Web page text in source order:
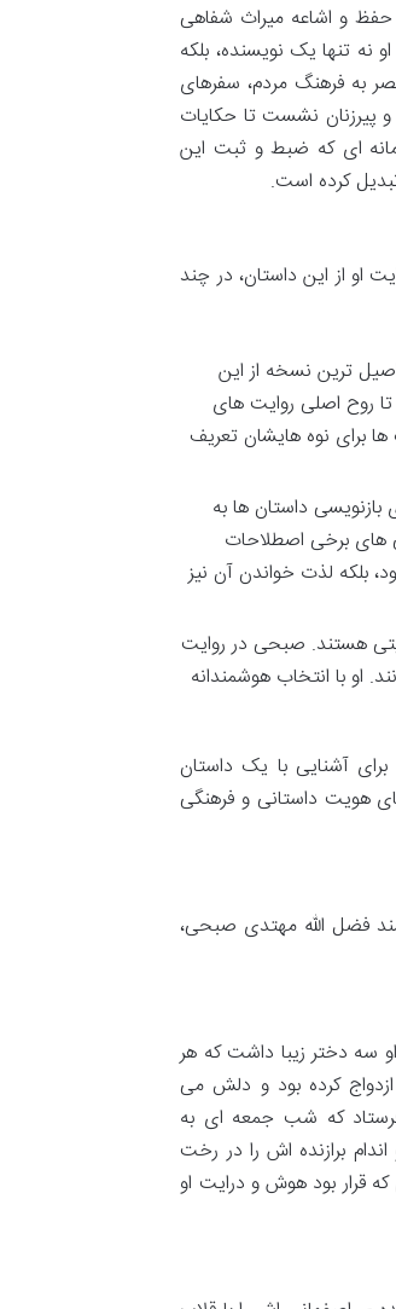
حفظ و اشاعه میراث شفاهی
نه تنها یک نویسنده، بلکه
به فرهنگ مردم، سفرهای
پیرزنان نشست تا حکایات
ای که ضبط و ثبت این
کرده است.
او از این داستان، در چند
ترین نسخه از این
روح اصلی روایت های
برای نوه هایشان تعریف
بازنویسی داستان ها به
های برخی اصطلاحات
بلکه لذت خواندن آن نیز
هستند. صبحی در روایت
او با انتخاب هوشمندانه
آشنایی با یک داستان
هویت داستانی و فرهنگی
فضل الله مهتدی صبحی،
سه دختر زیبا داشت که هر
کرده بود و دلش می
که شب جمعه ای به
برازنده اش را در رخت
قرار بود هوش و درایت او